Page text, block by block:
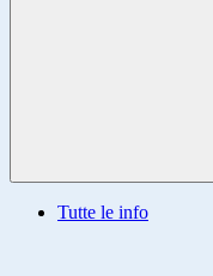
Tutte le info